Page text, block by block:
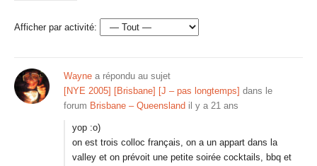
Afficher par activité:
Wayne a répondu au sujet
[NYE 2005] [Brisbane] [J – pas longtemps] dans le
forum Brisbane – Queensland il y a 21 ans
yop :o)
on est trois colloc français, on a un appart dans la
valley et on prévoit une petite soirée cocktails, bbq et